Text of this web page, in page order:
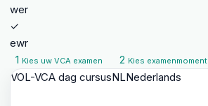
wer
✓
ewr
1 Kies uw VCA examen 2 Kies examenmoment
VOL-VCA dag cursusNLNederlands